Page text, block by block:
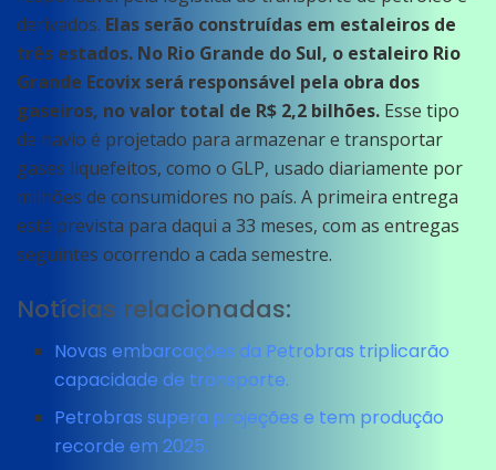
derivados. Elas serão construídas em estaleiros de
três estados. No Rio Grande do Sul, o estaleiro Rio
Grande Ecovix será responsável pela obra dos
gaseiros, no valor total de R$ 2,2 bilhões. Esse tipo
de navio é projetado para armazenar e transportar
gases liquefeitos, como o GLP, usado diariamente por
milhões de consumidores no país. A primeira entrega
está prevista para daqui a 33 meses, com as entregas
seguintes ocorrendo a cada semestre.
Notícias relacionadas:
Novas embarcações da Petrobras triplicarão
capacidade de transporte.
Petrobras supera projeções e tem produção
recorde em 2025.